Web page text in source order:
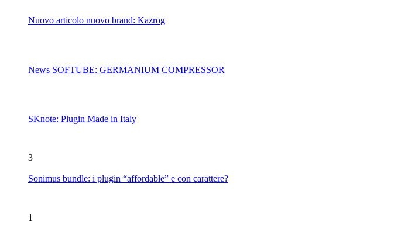
Nuovo articolo nuovo brand: Kazrog
News SOFTUBE: GERMANIUM COMPRESSOR
SKnote: Plugin Made in Italy
3
Sonimus bundle: i plugin “affordable” e con carattere?
1